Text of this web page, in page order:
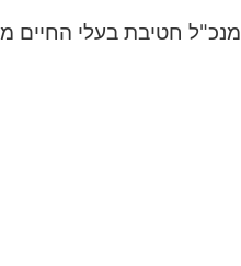
מנכ"ל חטיבת בעלי החיים